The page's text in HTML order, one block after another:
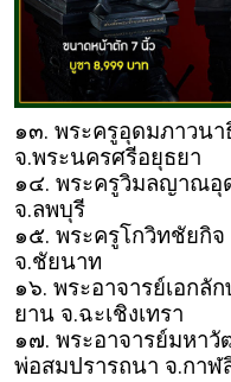
๑๓. พระครูอุดมภาวนา
จ.พระนครศรีอยุธยา
๑๔. พระครูวิมลญาณอุ
จ.ลพบุรี
๑๕. พระครูโกวิทชัยกิ
จ.ชัยนาท
๑๖. พระอาจารย์เอก
ยาน จ.ฉะเชิงเทรา
๑๗. พระอาจารย์มหา
พ่อสมปรารถนา จ.กาฬ